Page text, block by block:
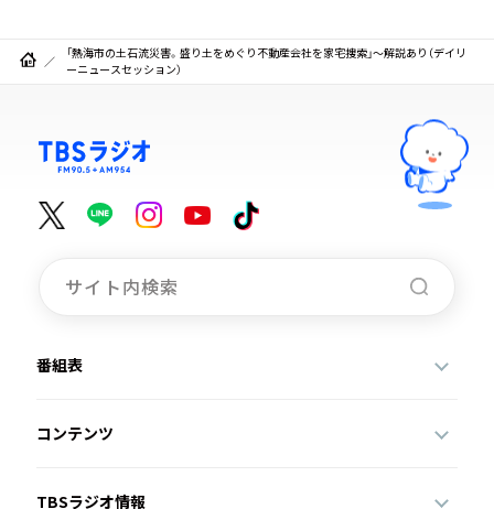
「熱海市の土石流災害。盛り土をめぐり不動産会社を家宅捜索」～解説あり（デイリ
ーニュースセッション）
番組表
コンテンツ
TBSラジオ情報